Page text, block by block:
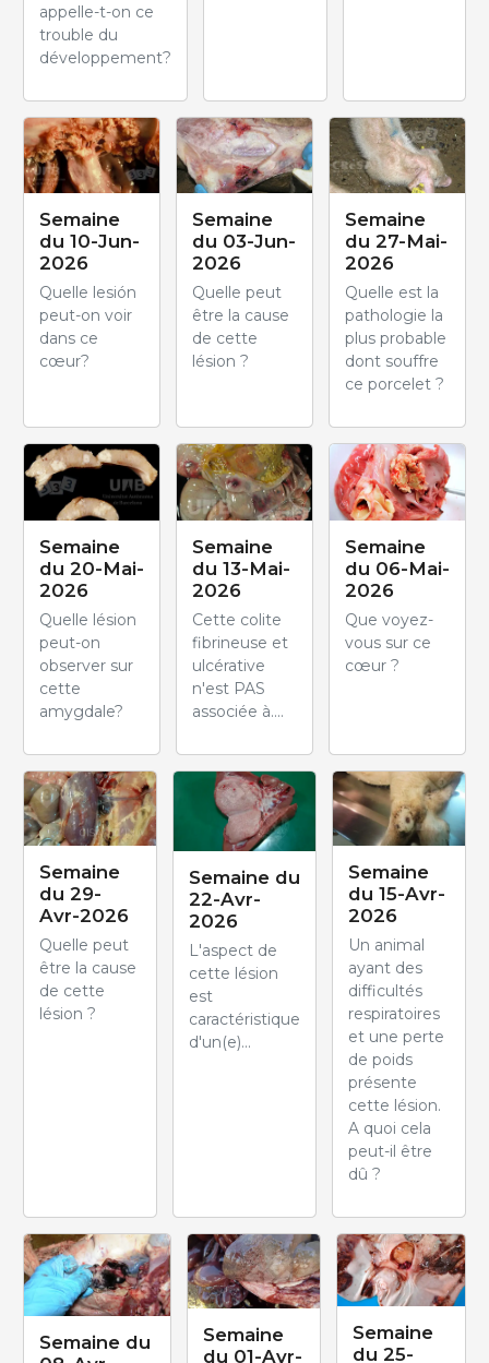
appelle-t-on ce
trouble du
développement?
Semaine
du 10-Jun-
2026
Quelle lesión
peut-on voir
dans ce
cœur?
Semaine
du 03-Jun-
2026
Quelle peut
être la cause
de cette
lésion ?
Semaine
du 27-Mai-
2026
Quelle est la
pathologie la
plus probable
dont souffre
ce porcelet ?
Semaine
du 20-Mai-
2026
Quelle lésion
peut-on
observer sur
cette
amygdale?
Semaine
du 13-Mai-
2026
Cette colite
fibrineuse et
ulcérative
n'est PAS
associée à....
Semaine
du 06-Mai-
2026
Que voyez-
vous sur ce
cœur ?
Semaine
du 29-
Avr-2026
Quelle peut
être la cause
de cette
lésion ?
Semaine du
22-Avr-
2026
L'aspect de
cette lésion
est
caractéristique
d'un(e)...
Semaine
du 15-Avr-
2026
Un animal
ayant des
difficultés
respiratoires
et une perte
de poids
présente
cette lésion.
A quoi cela
peut-il être
dû ?
Semaine du
Semaine
du 01-Avr-
Semaine
du 25-